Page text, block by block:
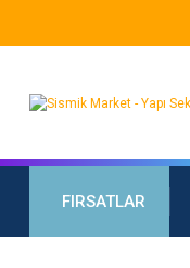
FIRSATLAR